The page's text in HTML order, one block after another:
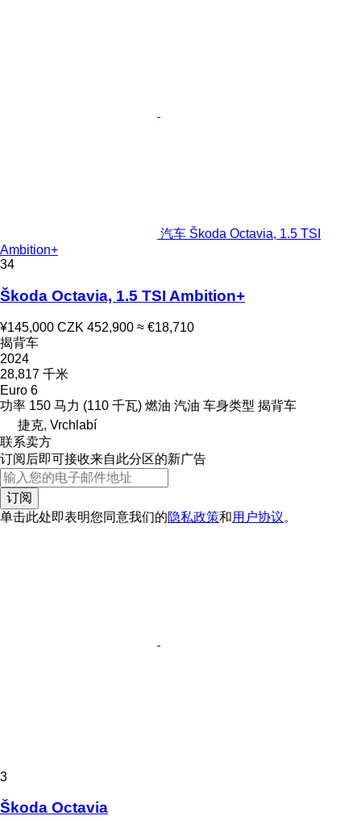
汽车 Škoda Octavia, 1.5 TSI
Ambition+
34
Škoda Octavia, 1.5 TSI Ambition+
¥145,000 CZK 452,900 ≈ €18,710
揭背车
2024
28,817 千米
Euro 6
功率 150 马力 (110 千瓦) 燃油 汽油 车身类型 揭背车
捷克, Vrchlabí
联系卖方
订阅后即可接收来自此分区的新广告
订阅
单击此处即表明您同意我们的隐私政策和用户协议。
3
Škoda Octavia